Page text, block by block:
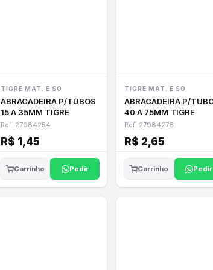
TIGRE MAT. E SO
ABRACADEIRA P/TUBOS
15 A 35MM TIGRE
Ref: 27984254
R$ 1,45
Carrinho Pedir
TIGRE MAT. E SO
ABRACADEIRA P/TUBOS
40 A 75MM TIGRE
Ref: 27984276
R$ 2,65
Carrinho Pedir